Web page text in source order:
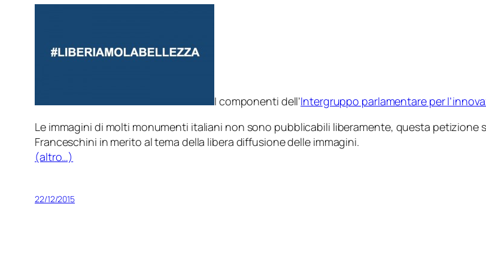
I componenti dell’Intergruppo parlamentare per
Le immagini di molti monumenti italiani non sono pubblicabili liberamente, questa petizione
Franceschini in merito al tema della libera diffusione delle immagini.
(altro…)
22/12/2015